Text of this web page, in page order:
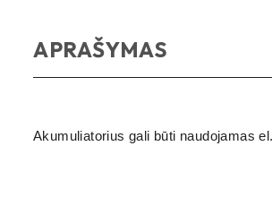
APRAŠYMAS
Akumuliatorius gali būti naudojamas